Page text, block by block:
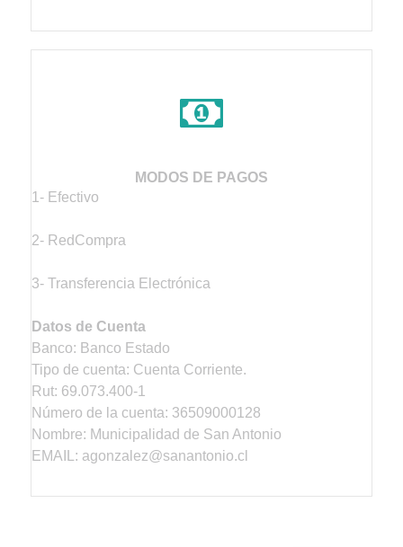
MODOS DE PAGOS
1- Efectivo
2- RedCompra
3- Transferencia Electrónica
Datos de Cuenta
Banco: Banco Estado
Tipo de cuenta: Cuenta Corriente.
Rut: 69.073.400-1
Número de la cuenta: 36509000128
Nombre: Municipalidad de San Antonio
EMAIL: agonzalez@sanantonio.cl